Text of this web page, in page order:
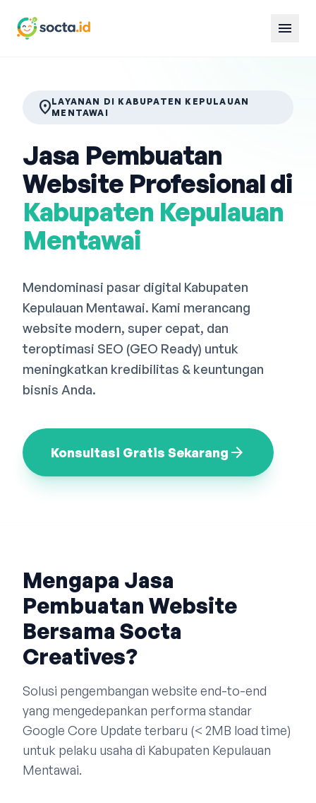
menu
Bahasa Indonesia English
location_onLAYANAN DI KABUPATEN KEPULAUAN
MENTAWAI
Jasa Pembuatan
Website Profesional di
Kabupaten Kepulauan
Mentawai
Mendominasi pasar digital Kabupaten
Kepulauan Mentawai. Kami merancang
website modern, super cepat, dan
teroptimasi SEO (GEO Ready) untuk
meningkatkan kredibilitas & keuntungan
bisnis Anda.
Konsultasi Gratis Sekarang arrow_forward
Mengapa Jasa
Pembuatan Website
Bersama Socta
Creatives?
Solusi pengembangan website end-to-end
yang mengedepankan performa standar
Google Core Update terbaru (< 2MB load time)
untuk pelaku usaha di Kabupaten Kepulauan
Mentawai.